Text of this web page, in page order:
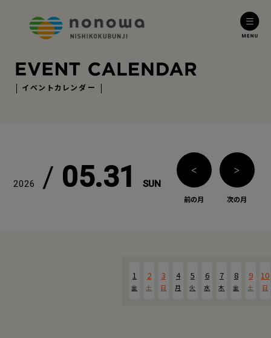
イベントカレンダー
2026 / 05.31SUN
＜
前の月
＞
次の月
1
金
2
土
3
日
4
月
5
火
6
水
7
木
8
金
9
土
10
日